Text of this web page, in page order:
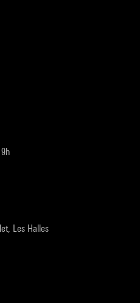
Les Halles